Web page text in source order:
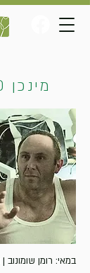
מינכן 50 שנה אחרי
במאי: רומן